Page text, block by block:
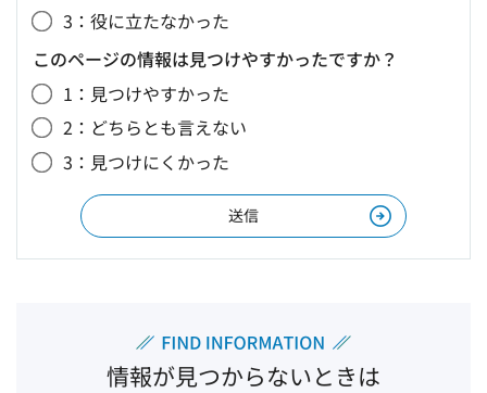
3：役に立たなかった
このページの情報は見つけやすかったですか？
1：見つけやすかった
2：どちらとも言えない
3：見つけにくかった
情報が見つからないときは